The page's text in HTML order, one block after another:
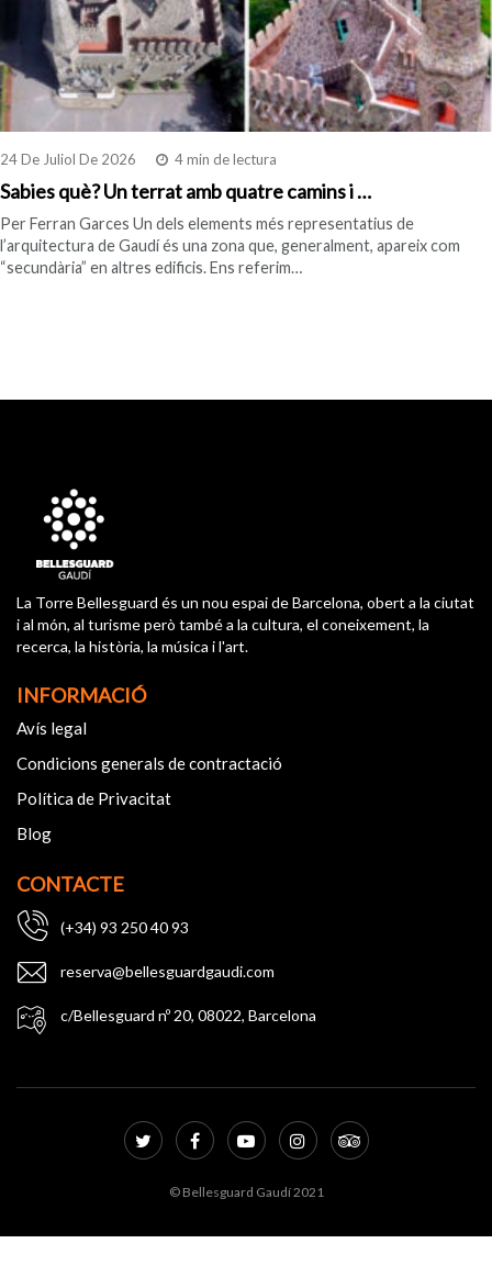
24 De Juliol De 2026 4 min de lectura
Sabies què? Un terrat amb quatre camins i …
Per Ferran Garces Un dels elements més representatius de
l’arquitectura de Gaudí és una zona que, generalment, apareix com
“secundària” en altres edificis. Ens referim…
La Torre Bellesguard és un nou espai de Barcelona, obert a la ciutat
i al món, al turisme però també a la cultura, el coneixement, la
recerca, la història, la música i l'art.
INFORMACIÓ
Avís legal
Condicions generals de contractació
Política de Privacitat
Blog
CONTACTE
(+34) 93 250 40 93
reserva@bellesguardgaudi.com
c/Bellesguard nº 20, 08022, Barcelona
© Bellesguard Gaudí 2021